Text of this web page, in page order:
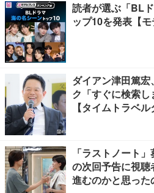
読者が選ぶ「BL
ップ10を発表【モ
ダイアン津田篤
ク「すぐに検索
【タイムトラベル
「ラストノート
の次回予告に視
進むのかと思っ